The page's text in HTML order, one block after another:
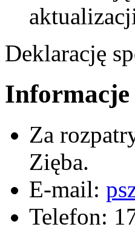
Deklarację
Informacje
Za
Zięba.
E-mail:
Telefon: